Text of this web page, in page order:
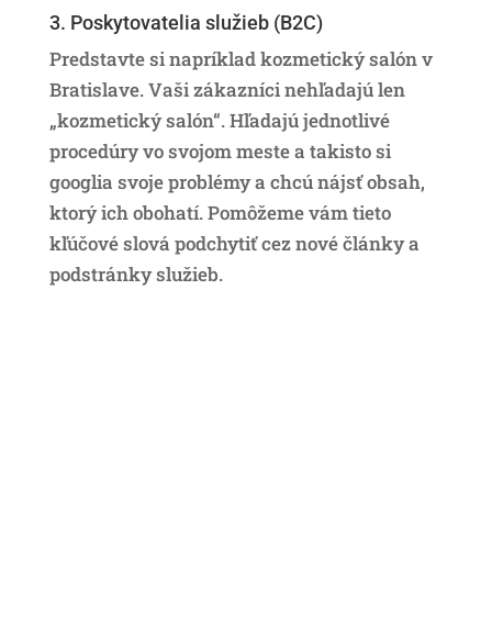
3. Poskytovatelia služieb (B2C)
Predstavte si napríklad kozmetický salón v
Bratislave. Vaši zákazníci nehľadajú len
„kozmetický salón“. Hľadajú jednotlivé
procedúry vo svojom meste a takisto si
googlia svoje problémy a chcú nájsť obsah,
ktorý ich obohatí. Pomôžeme vám tieto
kľúčové slová podchytiť cez nové články a
podstránky služieb.